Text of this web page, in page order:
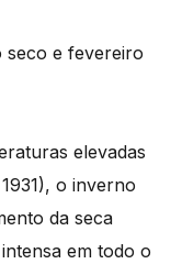
seco e fevereiro
elevadas
o inverno
da seca
em todo o